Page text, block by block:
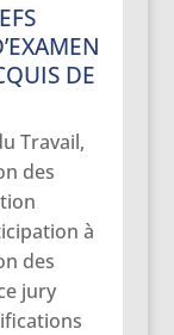
DE
Travail,
des
à
des
jury